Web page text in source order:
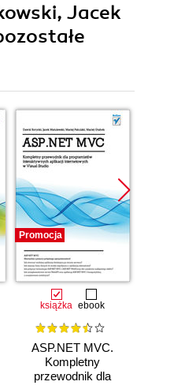
Jacek
Promocja
książka ebook
ASP.NET MVC.
Kompletny
przewodnik dla